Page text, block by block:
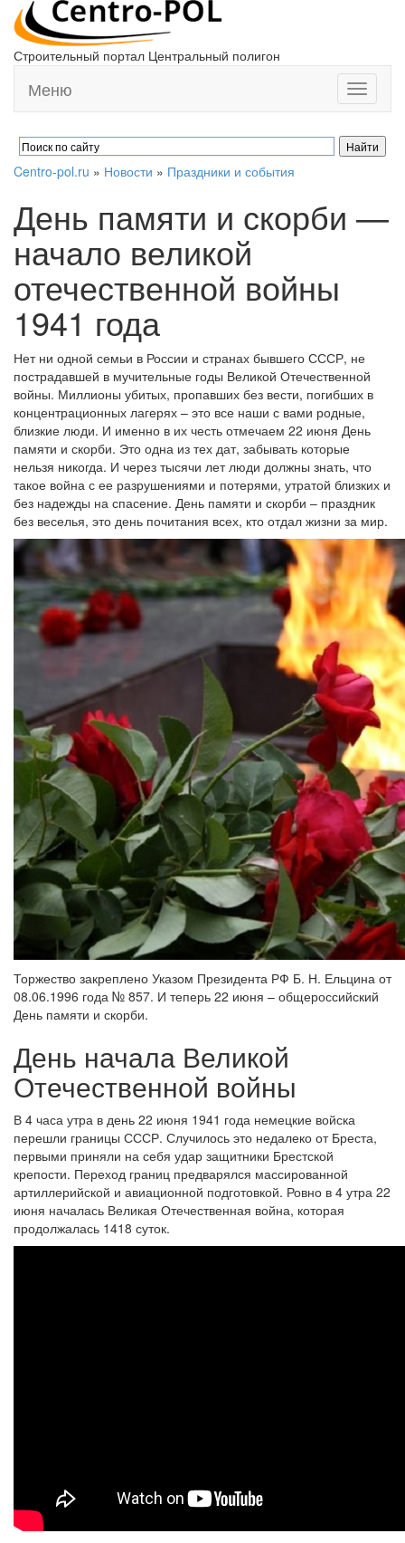
Строительный портал Центральный полигон
Toggle
Меню
Centro-pol.ru » Новости » Праздники и события
День памяти и скорби —
начало великой
отечественной войны
1941 года
Нет ни одной семьи в России и странах бывшего СССР, не
пострадавшей в мучительные годы Великой Отечественной
войны. Миллионы убитых, пропавших без вести, погибших в
концентрационных лагерях – это все наши с вами родные,
близкие люди. И именно в их честь отмечаем 22 июня День
памяти и скорби. Это одна из тех дат, забывать которые
нельзя никогда. И через тысячи лет люди должны знать, что
такое война с ее разрушениями и потерями, утратой близких и
без надежды на спасение. День памяти и скорби – праздник
без веселья, это день почитания всех, кто отдал жизни за мир.
Торжество закреплено Указом Президента РФ Б. Н. Ельцина от
08.06.1996 года № 857. И теперь 22 июня – общероссийский
День памяти и скорби.
День начала Великой
Отечественной войны
В 4 часа утра в день 22 июня 1941 года немецкие войска
перешли границы СССР. Случилось это недалеко от Бреста,
первыми приняли на себя удар защитники Брестской
крепости. Переход границ предварялся массированной
артиллерийской и авиационной подготовкой. Ровно в 4 утра 22
июня началась Великая Отечественная война, которая
продолжалась 1418 суток.